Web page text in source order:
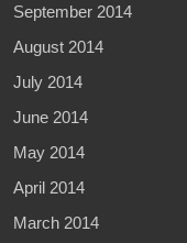
September 2014
August 2014
July 2014
June 2014
May 2014
April 2014
March 2014